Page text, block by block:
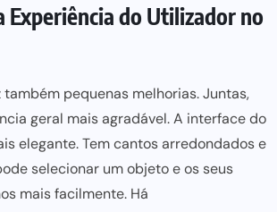
Experiência do Utilizador no
também pequenas melhorias. Juntas,
geral mais agradável. A interface do
elegante. Tem cantos arredondados e
selecionar um objeto e os seus
mais facilmente. Há